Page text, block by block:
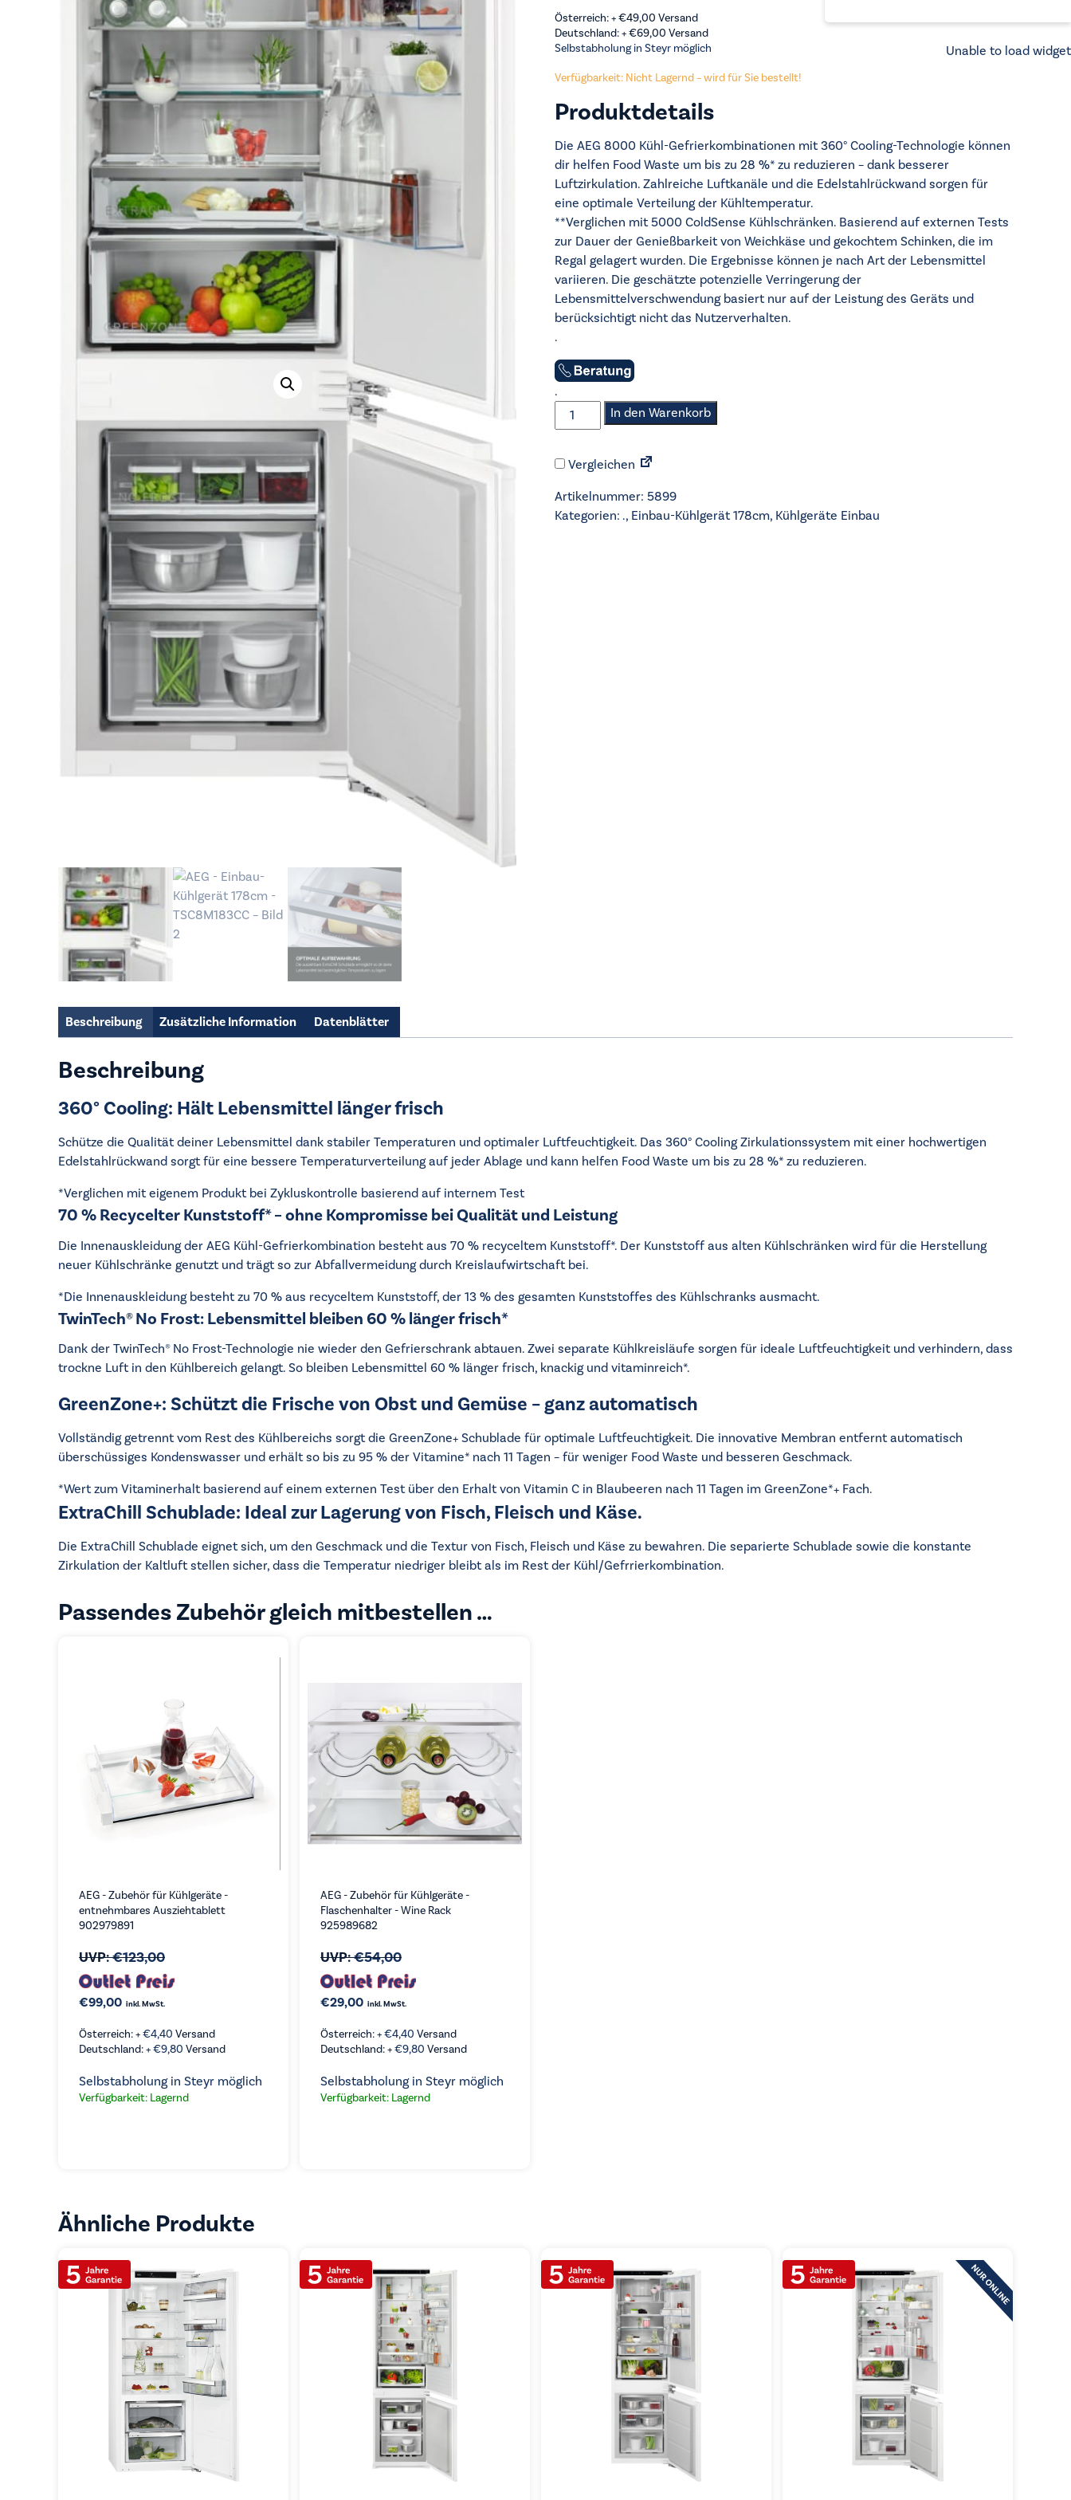
Österreich: +€49,00 Versand
Deutschland: +€69,00 Versand
Selbstabholung in Steyr möglich
Verfügbarkeit: Nicht Lagernd – wird für Sie bestellt!
Produktdetails
Die AEG 8000 Kühl-Gefrierkombinationen mit 360° Cooling-Technologie können
dir helfen Food Waste um bis zu 28 %* zu reduzieren – dank besserer
Luftzirkulation. Zahlreiche Luftkanäle und die Edelstahlrückwand sorgen für
eine optimale Verteilung der Kühltemperatur.
**Verglichen mit 5000 ColdSense Kühlschränken. Basierend auf externen Tests
zur Dauer der Genießbarkeit von Weichkäse und gekochtem Schinken, die im
Regal gelagert wurden. Die Ergebnisse können je nach Art der Lebensmittel
variieren. Die geschätzte potenzielle Verringerung der
Lebensmittelverschwendung basiert nur auf der Leistung des Geräts und
berücksichtigt nicht das Nutzerverhalten.
.
.
AEG
-
Kühlgerät
-
TSC8M183CC
In den Warenkorb
Vergleichen
Artikelnummer: 5899
Kategorien: ., Einbau-Kühlgerät 178cm, Kühlgeräte Einbau
Beschreibung Zusätzliche Information Datenblätter
Beschreibung
360° Cooling: Hält Lebensmittel länger frisch
Schütze die Qualität deiner Lebensmittel dank stabiler Temperaturen und optimaler Luftfeuchtigkeit. Das 360° Cooling Zirkulationssystem mit einer hochwertigen
Edelstahlrückwand sorgt für eine bessere Temperaturverteilung auf jeder Ablage und kann helfen Food Waste um bis zu 28 %* zu reduzieren.
*Verglichen mit eigenem Produkt bei Zykluskontrolle basierend auf internem Test
70 % Recycelter Kunststoff* – ohne Kompromisse bei Qualität und Leistung
Die Innenauskleidung der AEG Kühl-Gefrierkombination besteht aus 70 % recyceltem Kunststoff*. Der Kunststoff aus alten Kühlschränken wird für die Herstellung
neuer Kühlschränke genutzt und trägt so zur Abfallvermeidung durch Kreislaufwirtschaft bei.
*Die Innenauskleidung besteht zu 70 % aus recyceltem Kunststoff, der 13 % des gesamten Kunststoffes des Kühlschranks ausmacht.
TwinTech® No Frost: Lebensmittel bleiben 60 % länger frisch*
Dank der TwinTech® No Frost-Technologie nie wieder den Gefrierschrank abtauen. Zwei separate Kühlkreisläufe sorgen für ideale Luftfeuchtigkeit und verhindern, dass
trockne Luft in den Kühlbereich gelangt. So bleiben Lebensmittel 60 % länger frisch, knackig und vitaminreich*.
GreenZone+: Schützt die Frische von Obst und Gemüse – ganz automatisch
Vollständig getrennt vom Rest des Kühlbereichs sorgt die GreenZone+ Schublade für optimale Luftfeuchtigkeit. Die innovative Membran entfernt automatisch
überschüssiges Kondenswasser und erhält so bis zu 95 % der Vitamine* nach 11 Tagen – für weniger Food Waste und besseren Geschmack.
*Wert zum Vitaminerhalt basierend auf einem externen Test über den Erhalt von Vitamin C in Blaubeeren nach 11 Tagen im GreenZone*+ Fach.
ExtraChill Schublade: Ideal zur Lagerung von Fisch, Fleisch und Käse.
Die ExtraChill Schublade eignet sich, um den Geschmack und die Textur von Fisch, Fleisch und Käse zu bewahren. Die separierte Schublade sowie die konstante
Zirkulation der Kaltluft stellen sicher, dass die Temperatur niedriger bleibt als im Rest der Kühl/Gefrrierkombination.
Passendes Zubehör gleich mitbestellen …
AEG - Zubehör für Kühlgeräte -
entnehmbares Ausziehtablett
902979891
UVP:€123,00
€99,00 inkl. MwSt.
Österreich: +€4,40 Versand
Deutschland: +€9,80 Versand
Selbstabholung in Steyr möglich
Verfügbarkeit: Lagernd
AEG - Zubehör für Kühlgeräte -
Flaschenhalter - Wine Rack
925989682
UVP:€54,00
€29,00 inkl. MwSt.
Österreich: +€4,40 Versand
Deutschland: +€9,80 Versand
Selbstabholung in Steyr möglich
Verfügbarkeit: Lagernd
Ähnliche Produkte
Unable to load widget